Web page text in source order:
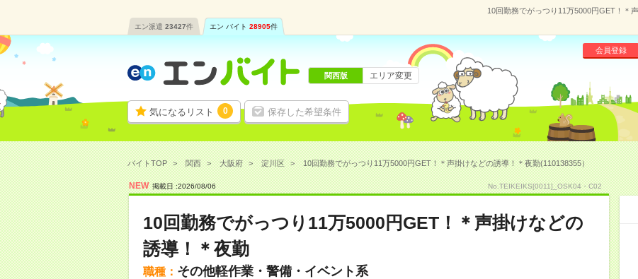
10回勤務でがっつり11万5000円GET！＊
エン派遣 23427件 エン バイト 28905件
気になるリスト 0 保存した希望条件
会員登録
関西版 エリア変更
バイトTOP 関西 大阪府 淀川区 10回勤務でがっつり11万5000円GET！＊声掛けなどの誘導！＊夜勤(110138355）
NEW 掲載日 :2026/08/06 No.TEIKEIKS[0011]_OSK04・C02
10回勤務でがっつり11万5000円GET！＊声掛けなどの
誘導！＊夜勤
職種： その他軽作業・警備・イベント系